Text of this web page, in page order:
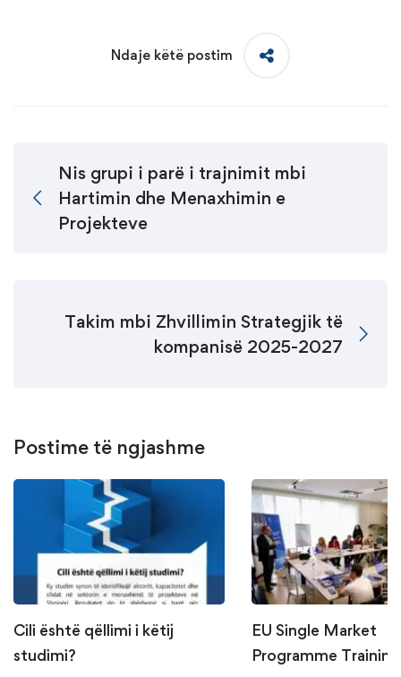
Ndaje këtë postim
Nis grupi i parë i trajnimit mbi
Hartimin dhe Menaxhimin e
Projekteve
Takim mbi Zhvillimin Strategjik të
kompanisë 2025-2027
Postime të ngjashme
Cili është qëllimi i këtij
studimi?
EU Single Market
Programme